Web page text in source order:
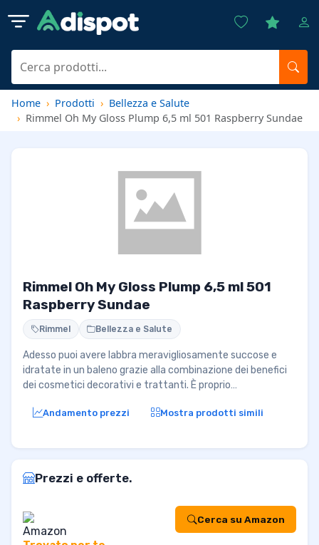
Home Prodotti
Bellezza e Salute
Rimmel Oh My Gloss Plump 6,5 ml 501 Raspberry Sundae
Rimmel Oh My Gloss Plump 6,5 ml 501
Raspberry Sundae
Rimmel Bellezza e Salute
Adesso puoi avere labbra meravigliosamente succose e
idratate in un baleno grazie alla combinazione dei benefici
dei cosmetici decorativi e trattanti. È proprio…
Andamento prezzi Mostra prodotti simili
Prezzi e offerte.
Cerca su Amazon